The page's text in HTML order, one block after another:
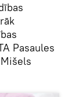
Pasaules